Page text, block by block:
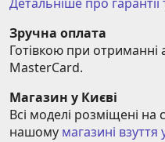
Зручна оплата
Готівкою при отриманні
MasterCard.
Магазин у Києві
Всі моделі розміщені
нашому магазині взуття